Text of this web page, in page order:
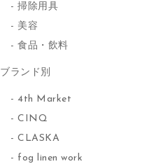
掃除用具
美容
食品・飲料
ブランド別
4th Market
CINQ
CLASKA
fog linen work